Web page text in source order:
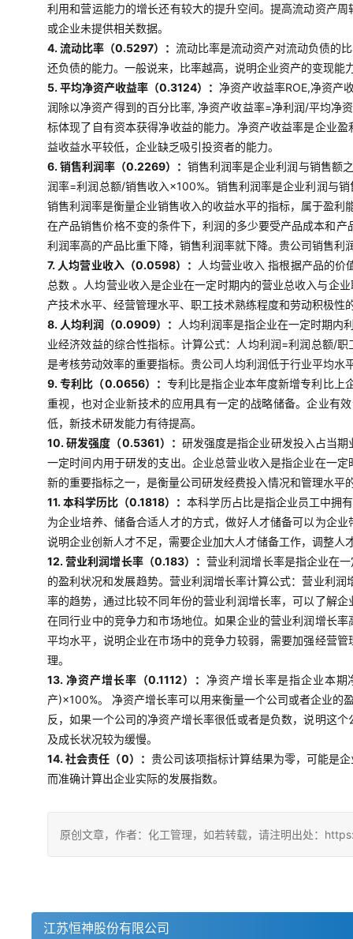
利用和营运能力的增长还有较大的提升空间。提高流动资产
或企业未提供相关数据。
4. 流动比率（0.5297）： 流动比率是流动资产对流动负债的
还负债的能力。一般说来，比率越高，说明企业资产的变现
5. 平均净资产收益率（0.3124）： 净资产收益率ROE,净资产
润除以净资产得到的百分比率, 净资产收益率=净利润/平均净
标体现了自有资本获得净收益的能力。净资产收益率是企业
益收益水平较低，企业缺乏吸引投资者的能力。
6. 销售利润率（0.2269）：销售利润率是企业利润与销售额
润率=利润总额/销售收入×100%。销售利润率是企业利润与
销售利润率是衡量企业销售收入的收益水平的指标，属于盈利
在产品销售价格不变的条件下，利润的多少要受产品成本和
利润率高的产品比重下降，销售利润率就下降。贵公司销售
7. 人均营业收入（0.0598）： 人均营业收入 指根据产品的价
总数 。人均营业收入是企业在一定时期内的营业总收入与企
产技术水平、经营管理水平、职工技术熟练程度和劳动积极
8. 人均利润（0.0909）：
人均利润率是指企业在一定时期内
业经济效益的综合性指标。计算公式：人均利润=利润总额/
是考核劳动效率的重要指标。贵公司人均利润低于行业平均
9. 专利比（0.0656）： 专利比是指企业本年度新增专利比上
重视，也对企业新技术的应用具有一定的战略储备。企业有
低，新技术研发能力有待提高。
10. 研发强度（0.5361）： 研发强度是指企业研发投入占当
一定时间内用于研发的支出。企业总营业收入是指企业在一
新的重要指标之一，是衡量公司研发经费投入情况和管理水
11. 本科学历比（0.1818）：本科学历占比是指企业员工中拥
为企业培养、储备合适人才的方式，做好人才储备可以为企
说明企业创新人才不足，需要企业加大人才储备工作，调整人
12. 营业利润增长率（0.183）：营业利润增长率是指企业在
的盈利状况和发展趋势。营业利润增长率计算公式：营业利
率的趋势，通过比较不同年份的营业利润增长率，可以了解
在同行业中的竞争力和市场地位。如果企业的营业利润增长
平均水平，说明企业在市场中的竞争力较弱，需要加强经营
理。
13. 净资产增长率（0.1112）： 净资产增长率是指企业本
产)×100%。 净资产增长率可以用来衡量一个公司或者企业的
反，如果一个公司的净资产增长率很低或者是负数，说明这
及成长状况较为缓慢。
14. 社会责任（0）： 贵公司该项指标计算结果为零，可能是
而准确计算出企业实际的发展指数。
原创文章，作者：化工管理，如若转载，请注明出处：
江苏恒神股份有限公司